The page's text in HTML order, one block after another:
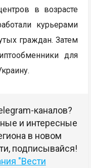
в возрасте
курьерами
граждан. Затем
для
каналов?
и интересные
в новом
подписывайся!
"Вести